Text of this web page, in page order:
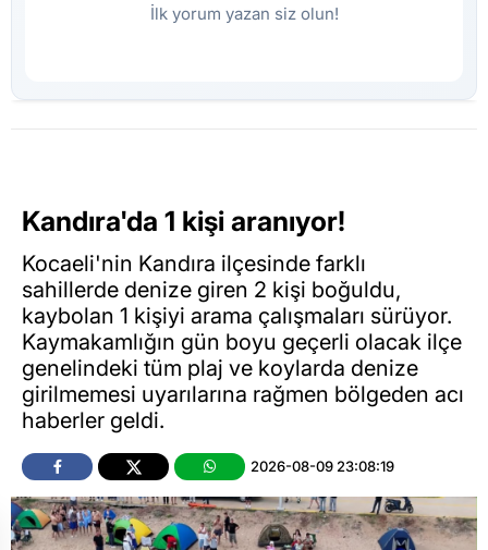
İlk yorum yazan siz olun!
Kandıra'da 1 kişi aranıyor!
Kocaeli'nin Kandıra ilçesinde farklı
sahillerde denize giren 2 kişi boğuldu,
kaybolan 1 kişiyi arama çalışmaları sürüyor.
Kaymakamlığın gün boyu geçerli olacak ilçe
genelindeki tüm plaj ve koylarda denize
girilmemesi uyarılarına rağmen bölgeden acı
haberler geldi.
2026-08-09 23:08:19